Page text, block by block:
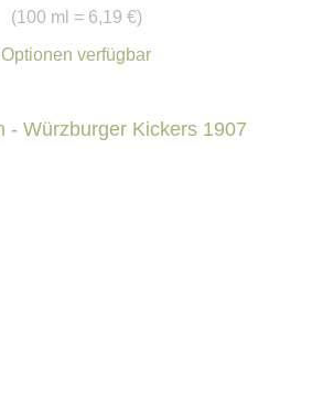
(100 ml = 6,19 €)
Optionen verfügbar